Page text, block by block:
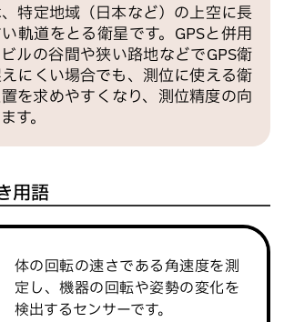
特定地域（日本など）の上空に長
軌道をとる衛星です。GPSと併用
ルの谷間や狭い路地などでGPS衛
にくい場合でも、測位に使える衛
を求めやすくなり、測位精度の向
す。
用語
体の回転の速さである角速度を測
定し、機器の回転や姿勢の変化を
検出するセンサーです。